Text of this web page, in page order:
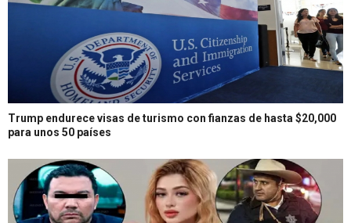
Trump endurece visas de turismo con fianzas de hasta $20,000
para unos 50 países